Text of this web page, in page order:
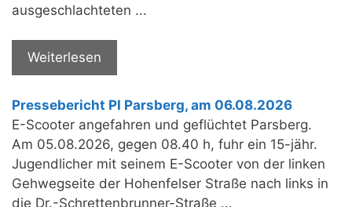
ausgeschlachteten ...
Weiterlesen
Pressebericht PI Parsberg, am 06.08.2026
E-Scooter angefahren und geflüchtet Parsberg.
Am 05.08.2026, gegen 08.40 h, fuhr ein 15-jähr.
Jugendlicher mit seinem E-Scooter von der linken
Gehwegseite der Hohenfelser Straße nach links in
die Dr.-Schrettenbrunner-Straße ...